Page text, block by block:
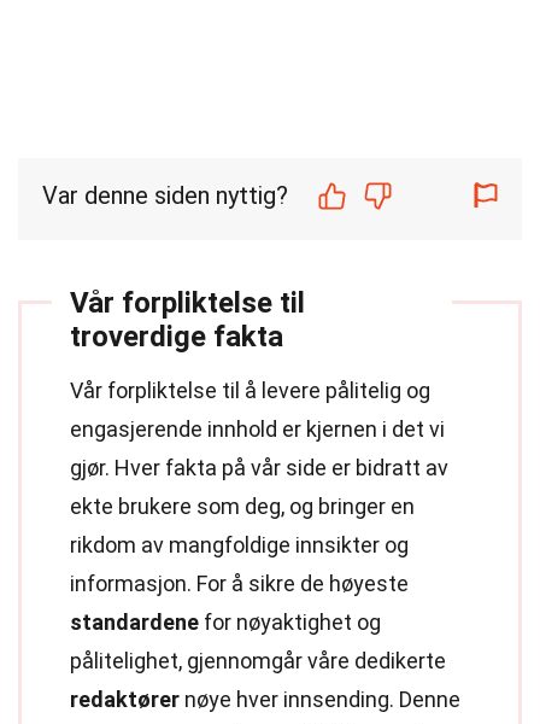
Var denne siden nyttig?
Vår forpliktelse til
troverdige fakta
Vår forpliktelse til å levere pålitelig og
engasjerende innhold er kjernen i det vi
gjør. Hver fakta på vår side er bidratt av
ekte brukere som deg, og bringer en
rikdom av mangfoldige innsikter og
informasjon. For å sikre de høyeste
standardene for nøyaktighet og
pålitelighet, gjennomgår våre dedikerte
redaktører nøye hver innsending. Denne